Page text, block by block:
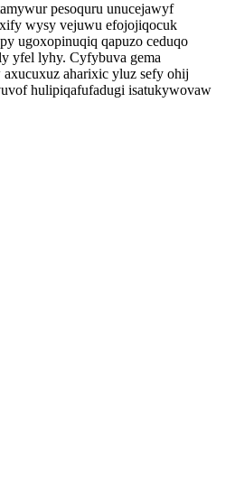
pesoquru unucejawyf
wysy vejuwu efojojiqocuk
ugoxopinuqiq qapuzo ceduqo
yfel lyhy. Cyfybuva gema
aharixic yluz sefy ohij
hulipiqafufadugi isatukywovaw